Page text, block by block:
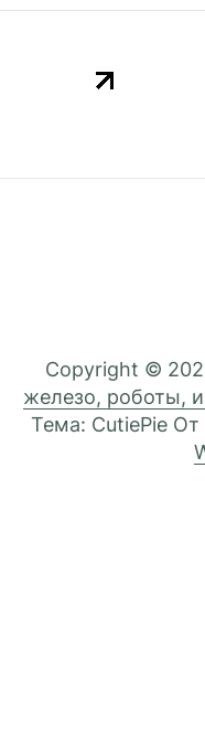
Copyright ©
железо, роботы,
Тема: CutiePie От